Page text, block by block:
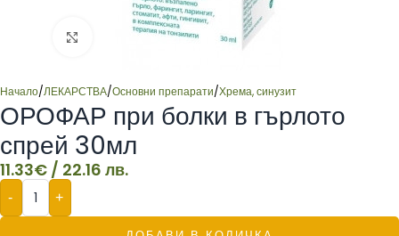
Click to enlarge
Начало/ЛЕКАРСТВА/Основни препарати/Хрема, синузит
ОРОФАР при болки в гърлото
спрей 30мл
11.33€ / 22.16 лв.
- +